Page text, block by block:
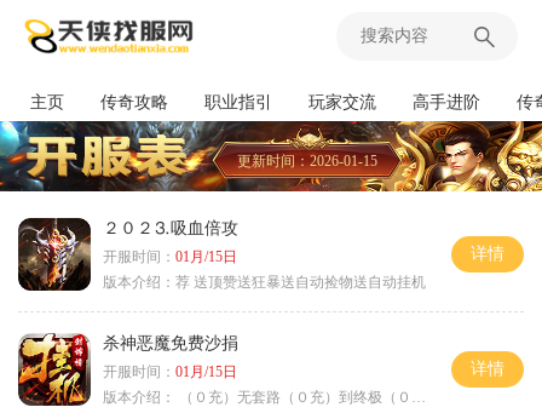
主页 传奇攻略 职业指引 玩家交流 高手进阶 传
更新时间：2026-01-15
２０２⒊吸血倍攻
开服时间： 01月/15日
版本介绍： 荐 送顶赞送狂暴送自动捡物送自动挂机
详情
杀神恶魔免费沙捐
开服时间： 01月/15日
版本介绍：
（０充）无套路（０充）到终极（０充）爽
详情